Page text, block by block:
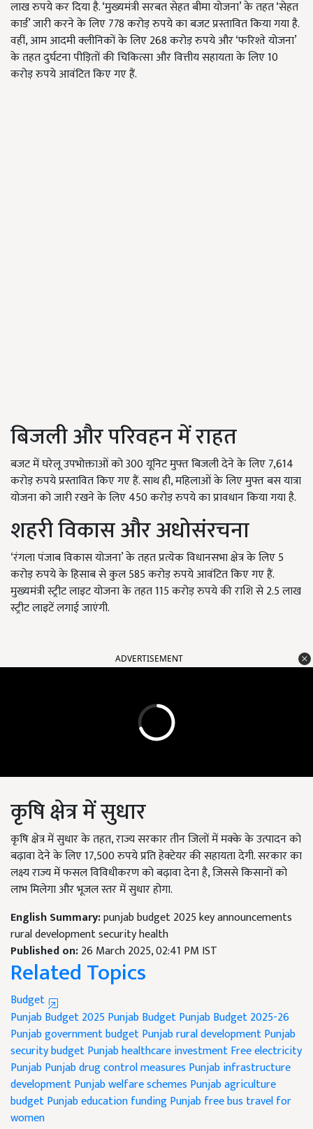
लाख रुपये कर दिया है. ‘मुख्यमंत्री सरबत सेहत बीमा योजना’ के तहत ‘सेहत
कार्ड’ जारी करने के लिए 778 करोड़ रुपये का बजट प्रस्तावित किया गया है.
वहीं, आम आदमी क्लीनिकों के लिए 268 करोड़ रुपये और ‘फरिश्ते योजना’
के तहत दुर्घटना पीड़ितों की चिकित्सा और वित्तीय सहायता के लिए 10
करोड़ रुपये आवंटित किए गए हैं.
बिजली और परिवहन में राहत
बजट में घरेलू उपभोक्ताओं को 300 यूनिट मुफ्त बिजली देने के लिए 7,614
करोड़ रुपये प्रस्तावित किए गए हैं. साथ ही, महिलाओं के लिए मुफ्त बस यात्रा
योजना को जारी रखने के लिए 450 करोड़ रुपये का प्रावधान किया गया है.
शहरी विकास और अधोसंरचना
‘रंगला पंजाब विकास योजना’ के तहत प्रत्येक विधानसभा क्षेत्र के लिए 5
करोड़ रुपये के हिसाब से कुल 585 करोड़ रुपये आवंटित किए गए हैं.
मुख्यमंत्री स्ट्रीट लाइट योजना के तहत 115 करोड़ रुपये की राशि से 2.5 लाख
स्ट्रीट लाइटें लगाई जाएंगी.
ADVERTISEMENT
कृषि क्षेत्र में सुधार
कृषि क्षेत्र में सुधार के तहत, राज्य सरकार तीन जिलों में मक्के के उत्पादन को
बढ़ावा देने के लिए 17,500 रुपये प्रति हेक्टेयर की सहायता देगी. सरकार का
लक्ष्य राज्य में फसल विविधीकरण को बढ़ावा देना है, जिससे किसानों को
लाभ मिलेगा और भूजल स्तर में सुधार होगा.
English Summary:punjab budget 2025 key announcements
rural development security health
Published on:26 March 2025, 02:41 PM IST
Related Topics
Budget
Punjab Budget 2025Punjab BudgetPunjab Budget 2025-26
Punjab government budgetPunjab rural developmentPunjab
security budgetPunjab healthcare investmentFree electricity
Punjab Punjab drug control measures Punjab infrastructure
developmentPunjab welfare schemes Punjab agriculture
budgetPunjab education fundingPunjab free bus travel for
women